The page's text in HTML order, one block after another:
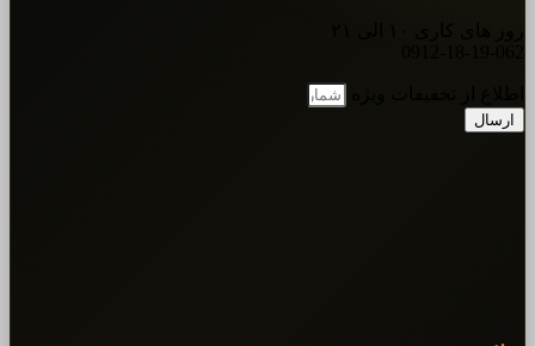
ارسال